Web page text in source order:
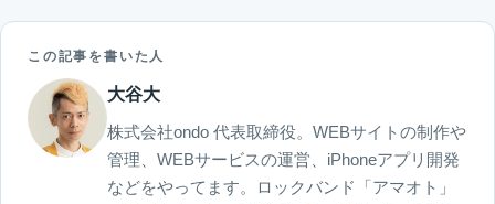
この記事を書いた人
大谷大
株式会社ondo 代表取締役。WEBサイトの制作や
管理、WEBサービスの運営、iPhoneアプリ開発
などをやってます。ロックバンド「アマオト」